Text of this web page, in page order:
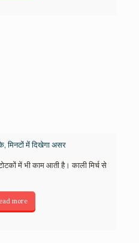
मिनटों में दिखेगा असर
में भी काम आती है। काली मिर्च से
more